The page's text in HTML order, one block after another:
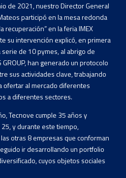
de 2021, nuestro Director General
participó en la mesa redonda
recuperación” en la feria IMEX
su intervención explicó, en primera
de 10 pymes, al abrigo de
GROUP, han generado un protocolo
sus actividades clave, trabajando
ofertar al mercado diferentes
a diferentes sectores.
Tecnove cumple 35 años y
y durante este tiempo,
otras 8 empresas que conforman
ir desarrollando un portfolio
cuyos objetos sociales